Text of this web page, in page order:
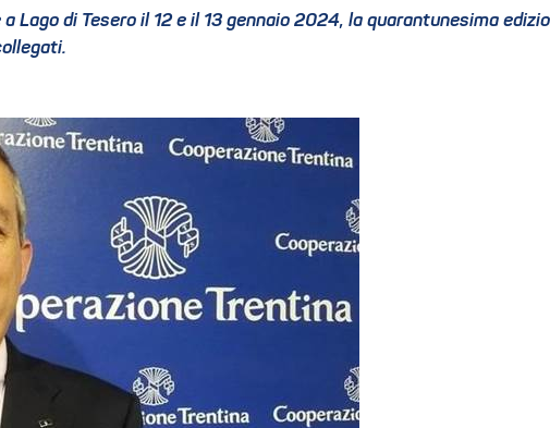
Lago di Tesero il 12 e il 13 gennaio 2024, la quarantunesima